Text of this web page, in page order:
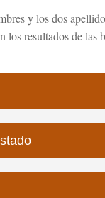
y los dos
resultados de las